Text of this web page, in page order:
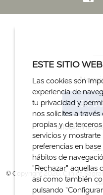
+34
© Copyright 2026. Clínica
ESTE SITIO
Las cookies son
experiencia de
tu privacidad y
nos solicites a
propias y de
servicios y
preferencias en
hábitos de
"Rechazar" aquellas
así como también
pulsando